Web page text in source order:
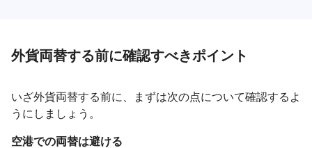
外貨両替する前に確認すべきポイント
いざ外貨両替する前に、まずは次の点について確認するよ
うにしましょう。
空港での両替は避ける